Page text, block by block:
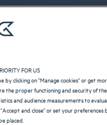
en
VOLVER A LOS DESTINOS
FOR US
by clicking on "Manage cookies" or get
the proper functioning and security of
and audience measurements to
and close" or set your
placed.